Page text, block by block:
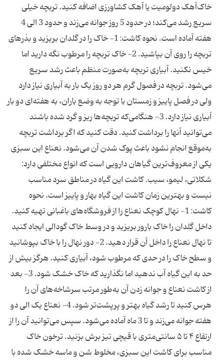
خاک‌آهک دولومیت یا آهک کشاورزی اضافه کنید. تربچه خیلی
سریع رشد می‌کند؛ در حدود 5 روز جوانه می‌زند و حدود 3 الی 4
هفته آماده است. نحوه کاشت: 1- خاک را در گلدان بریزید و بذرهای
تربچه را روی آن بپاشید. 2- خاک تربچه را مرطوب نگه‌ دارید اما
خیس نکنید. آبیاری تربچه به‌صورت منظم باعث رشد سریع
می‌شود. تربچه در فصول گرم هر دو روز یک‌ بار به آبیاری نیاز دارد
ولی در فصل پاییز و زمستان با توجه به وضع باران، به هفته‌ای دو بار
آبیاری نیاز دارد. 3- هنگامی‌که تربچه‌ها ریز و گرد شده باشند
می‌توانید آنها را برداشت کنید. دقت کنید که اگر برداشت تربچه
به‌موقع انجام نشود باعث پوک شدن آن می‌شود. نعناع این سبزی
یکی از معروف‌ترین گیاهان دارویی است که انواع مختلفی دارد:
شکلاتی، لیمو، سیب. کاشت این گیاه در مناطق سرد مناسب
نیست و بهترین زمان کاشت این گیاه بهار و پاییز است. نحوه
کاشت: 1- نهال کوچک نعناع را از فروشگاه‌های باغبانی تهیه کنید.
داخل گلدان را خاک بارور بریزید و در وسط خاک گودالی ایجاد کنید
تا نهال نعناع را داخل آن قرار دهید. 2- دور نهال را با خاک بپوشانید
و سطح خاک را در حدی که مرطوب شود، آبیاری کنید. هرگز بیش‌ از
حد به این گیاه آب ندهید اما نگذارید که خاک خشک شود. 3- بعد
از کاشت نعناع و جوانه زدن آن به‌طور مرتب سرشاخه‌های آن را
هرس کنید تا رشد گیاه بهتر و پرپشت‌تر شود. 4- نعناع یک الی دو
هفته جوانه می‌زند و تا 3 ماه آماده می‌شود. سپس می‌توانید آن را از
ارتفاع ۴ تا ۵ سانتی‌متری با قیچی تیز برش بزنید. ترخون خاک
مناسب برای کاشت این سبزی، مخلوط شن و ماسه خشک‌ شده با